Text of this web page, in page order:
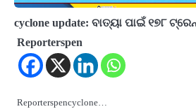
cyclone update: ବାତ୍ୟା ପାଇଁ ୧୭୮
Reporterspen
Reporterspencyclone…